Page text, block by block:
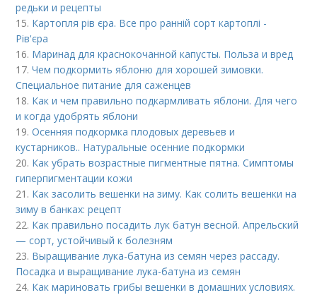
редьки и рецепты
15. Картопля рів єра. Все про ранній сорт картоплі -
Рів'єра
16. Маринад для краснокочанной капусты. Польза и вред
17.Чем подкормить яблоню для хорошей зимовки.
Специальное питание для саженцев
18. Как и чем правильно подкармливать яблони. Для чего
и когда удобрять яблони
19.Осенняя подкормка плодовых деревьев и
кустарников.. Натуральные осенние подкормки
20. Как убрать возрастные пигментные пятна. Симптомы
гиперпигментации кожи
21. Как засолить вешенки на зиму. Как солить вешенки на
зиму в банках: рецепт
22. Как правильно посадить лук батун весной. Апрельский
— сорт, устойчивый к болезням
23. Выращивание лука-батуна из семян через рассаду.
Посадка и выращивание лука-батуна из семян
24. Как мариновать грибы вешенки в домашних условиях.